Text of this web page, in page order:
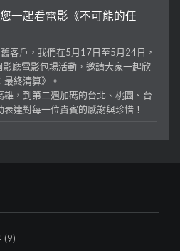
一起看電影《不可能的任
客戶，我們在5月17日至5月24日，
廳電影包場活動，邀請大家一起欣
終清算》。
，到第二週加碼的台北、桃園、台
達對每一位貴賓的感謝與珍惜！
(9)